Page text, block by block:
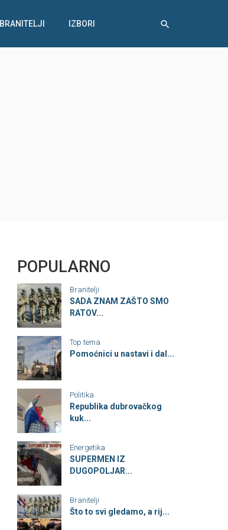
BRANITELJI IZBORI
POPULARNO
Branitelji
SADA ZNAM ZAŠTO SMO
RATOV...
Top tema
Pomoćnici u nastavi i dal...
Politika
Republika dubrovačkog
kuk...
Energetika
SUPERMEN IZ
DUGOPOLJAR...
Branitelji
Što to svi gledamo, a rij...